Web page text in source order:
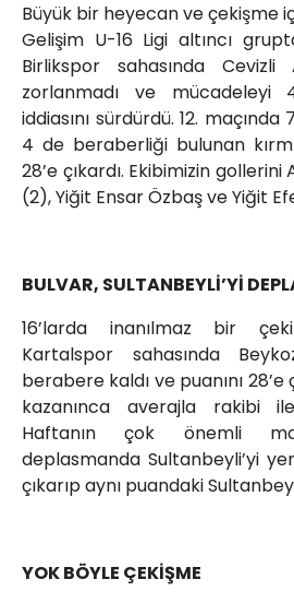
Büyük bir heyecan ve çekişme
Gelişim U-16 Ligi altıncı
Birlikspor sahasında Cevizli
zorlanmadı ve mücadeleyi
iddiasını sürdürdü. 12.
4 de beraberliği bulunan
28’e çıkardı. Ekibimizin
(2), Yiğit Ensar Özbaş ve Yiğit
BULVAR, SULTANBEYLİ’Yİ
16’larda inanılmaz bir
Kartalspor sahasında
berabere kaldı ve puanını 28’e
kazanınca averajla rakibi
Haftanın çok önemli
deplasmanda Sultanbeyli’yi
çıkarıp aynı puandaki
YOK BÖYLE ÇEKİŞME